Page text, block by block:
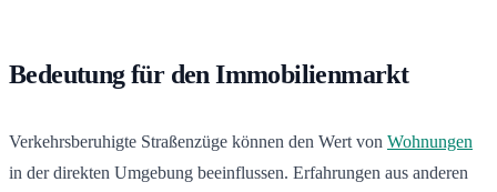
Bedeutung für den Immobilienmarkt
Verkehrsberuhigte Straßenzüge können den Wert von Wohnungen
in der direkten Umgebung beeinflussen. Erfahrungen aus anderen